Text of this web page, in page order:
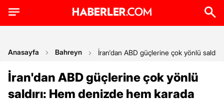
Anasayfa Bahreyn İran'dan ABD güçlerine çok yönlü
İran'dan ABD güçlerine çok yönlü
saldırı: Hem denizde hem karada